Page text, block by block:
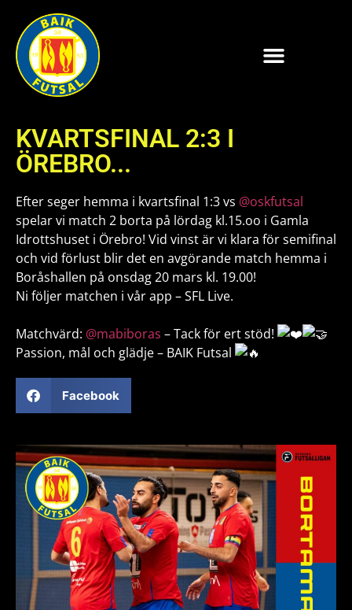
KVARTSFINAL 2:3 I
ÖREBRO...
Efter seger hemma i kvartsfinal 1:3 vs @oskfutsal
spelar vi match 2 borta på lördag kl.15.oo i Gamla
Idrottshuset i Örebro! Vid vinst är vi klara för semifinal
och vid förlust blir det en avgörande match hemma i
Boråshallen på onsdag 20 mars kl. 19.00!
Ni följer matchen i vår app – SFL Live.
Matchvärd: @mabiboras – Tack för ert stöd!
Passion, mål och glädje – BAIK Futsal
Facebook